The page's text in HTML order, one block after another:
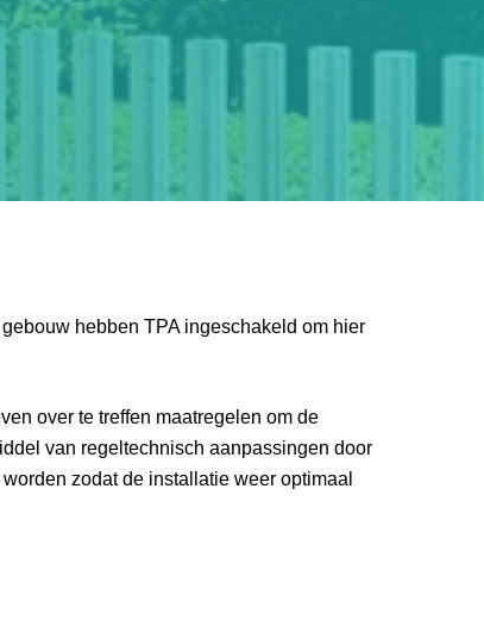
hebben TPA ingeschakeld om hier
over te treffen maatregelen om de
van regeltechnisch aanpassingen door
zodat de installatie weer optimaal